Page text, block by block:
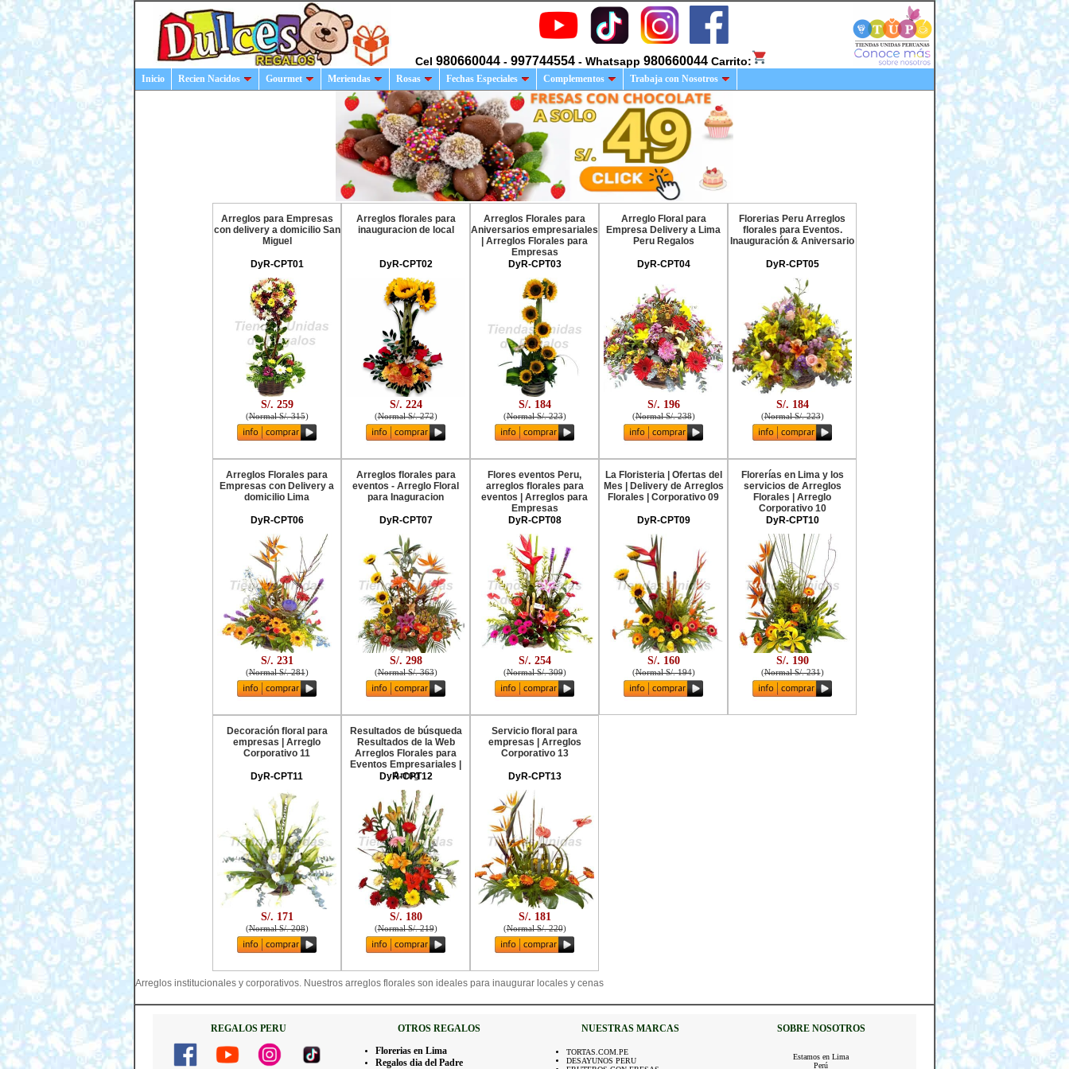
Cel 980660044 - 997744554 - Whatsapp 980660044 Carrito:
Inicio Recien Nacidos Gourmet Meriendas Rosas Fechas Especiales Complementos Trabaja con Nosotros
Arreglos para Empresas
con delivery a domicilio San
Miguel
DyR-CPT01
S/. 259
(Normal S/. 315)
Arreglos florales para
inauguracion de local
DyR-CPT02
S/. 224
(Normal S/. 272)
Arreglos Florales para
Aniversarios empresariales
| Arreglos Florales para
Empresas
DyR-CPT03
S/. 184
(Normal S/. 223)
Arreglo Floral para
Empresa Delivery a Lima
Peru Regalos
DyR-CPT04
S/. 196
(Normal S/. 238)
Florerias Peru Arreglos
florales para Eventos.
Inauguración & Aniversario
DyR-CPT05
S/. 184
(Normal S/. 223)
Arreglos Florales para
Empresas con Delivery a
domicilio Lima
DyR-CPT06
S/. 231
(Normal S/. 281)
Arreglos florales para
eventos - Arreglo Floral
para Inaguracion
DyR-CPT07
S/. 298
(Normal S/. 363)
Flores eventos Peru,
arreglos florales para
eventos | Arreglos para
Empresas
DyR-CPT08
S/. 254
(Normal S/. 309)
La Floristeria | Ofertas del
Mes | Delivery de Arreglos
Florales | Corporativo 09
DyR-CPT09
S/. 160
(Normal S/. 194)
Florerías en Lima y los
servicios de Arreglos
Florales | Arreglo
Corporativo 10
DyR-CPT10
S/. 190
(Normal S/. 231)
Decoración floral para
empresas | Arreglo
Corporativo 11
DyR-CPT11
S/. 171
(Normal S/. 208)
Resultados de búsqueda
Resultados de la Web
Arreglos Florales para
Eventos Empresariales |
Arreg
DyR-CPT12
S/. 180
(Normal S/. 219)
Servicio floral para
empresas | Arreglos
Corporativo 13
DyR-CPT13
S/. 181
(Normal S/. 220)
Arreglos institucionales y corporativos. Nuestros arreglos florales son ideales para inaugurar locales y cenas
REGALOS PERU OTROS REGALOS NUESTRAS MARCAS
SOBRE NOSOTROS
Florerias en Lima
Regalos dia del Padre
TORTAS.COM.PE
DESAYUNOS PERU
Estamos en Lima
Perú